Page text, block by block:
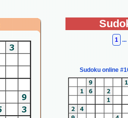
1 ...
Sudoku online